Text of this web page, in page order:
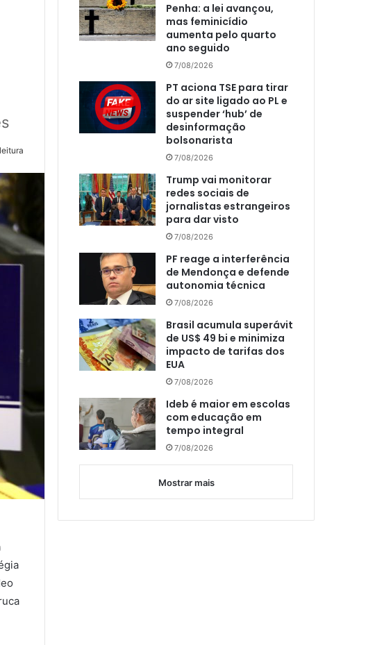
Penha: a lei avançou,
mas feminicídio
aumenta pelo quarto
ano seguido
7/08/2026
PT aciona TSE para tirar
do ar site ligado ao PL e
suspender ‘hub’ de
desinformação
bolsonarista
7/08/2026
Trump vai monitorar
redes sociais de
jornalistas estrangeiros
para dar visto
7/08/2026
PF reage a interferência
de Mendonça e defende
autonomia técnica
7/08/2026
Brasil acumula superávit
de US$ 49 bi e minimiza
impacto de tarifas dos
EUA
7/08/2026
Ideb é maior em escolas
com educação em
tempo integral
7/08/2026
Mostrar mais